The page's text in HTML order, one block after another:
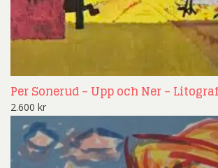
Per Sonerud – Upp och Ner –
2.600 kr